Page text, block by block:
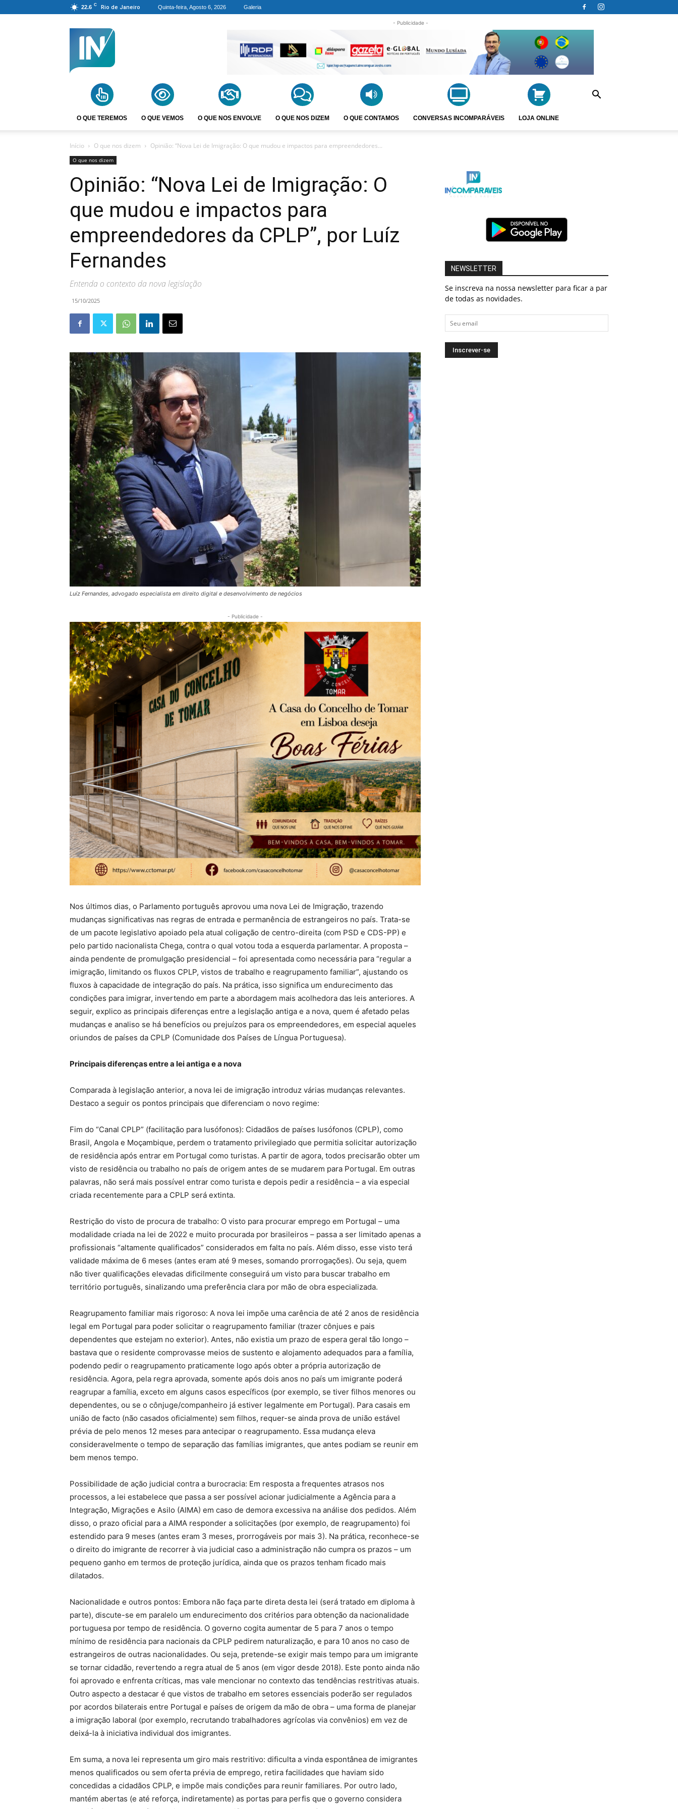
22.6 C Rio de Janeiro Quinta-feira, Agosto 6, 2026 Galeria
- Publicidade -
O QUE TEREMOS O QUE VEMOS O QUE NOS ENVOLVE O QUE NOS DIZEM O QUE CONTAMOS CONVERSAS INCOMPARÁVEIS LOJA ONLINE
Início O que nos dizem Opinião: “Nova Lei de Imigração: O que mudou e impactos para empreendedores...
O que nos dizem
Opinião: “Nova Lei de Imigração: O
que mudou e impactos para
empreendedores da CPLP”, por Luíz
Fernandes
Entenda o contexto da nova legislação
15/10/2025
Luíz Fernandes, advogado especialista em direito digital e desenvolvimento de negócios
- Publicidade -
Nos últimos dias, o Parlamento português aprovou uma nova Lei de Imigração, trazendo
mudanças significativas nas regras de entrada e permanência de estrangeiros no país. Trata-se
de um pacote legislativo apoiado pela atual coligação de centro-direita (com PSD e CDS-PP) e
pelo partido nacionalista Chega, contra o qual votou toda a esquerda parlamentar. A proposta –
ainda pendente de promulgação presidencial – foi apresentada como necessária para “regular a
imigração, limitando os fluxos CPLP, vistos de trabalho e reagrupamento familiar”, ajustando os
fluxos à capacidade de integração do país. Na prática, isso significa um endurecimento das
condições para imigrar, invertendo em parte a abordagem mais acolhedora das leis anteriores. A
seguir, explico as principais diferenças entre a legislação antiga e a nova, quem é afetado pelas
mudanças e analiso se há benefícios ou prejuízos para os empreendedores, em especial aqueles
oriundos de países da CPLP (Comunidade dos Países de Língua Portuguesa).
Principais diferenças entre a lei antiga e a nova
Comparada à legislação anterior, a nova lei de imigração introduz várias mudanças relevantes.
Destaco a seguir os pontos principais que diferenciam o novo regime:
Fim do “Canal CPLP” (facilitação para lusófonos): Cidadãos de países lusófonos (CPLP), como
Brasil, Angola e Moçambique, perdem o tratamento privilegiado que permitia solicitar autorização
de residência após entrar em Portugal como turistas. A partir de agora, todos precisarão obter um
visto de residência ou trabalho no país de origem antes de se mudarem para Portugal. Em outras
palavras, não será mais possível entrar como turista e depois pedir a residência – a via especial
criada recentemente para a CPLP será extinta.
Restrição do visto de procura de trabalho: O visto para procurar emprego em Portugal – uma
modalidade criada na lei de 2022 e muito procurada por brasileiros – passa a ser limitado apenas a
profissionais “altamente qualificados” considerados em falta no país. Além disso, esse visto terá
validade máxima de 6 meses (antes eram até 9 meses, somando prorrogações). Ou seja, quem
não tiver qualificações elevadas dificilmente conseguirá um visto para buscar trabalho em
território português, sinalizando uma preferência clara por mão de obra especializada.
Reagrupamento familiar mais rigoroso: A nova lei impõe uma carência de até 2 anos de residência
legal em Portugal para poder solicitar o reagrupamento familiar (trazer cônjues e pais
dependentes que estejam no exterior). Antes, não existia um prazo de espera geral tão longo –
bastava que o residente comprovasse meios de sustento e alojamento adequados para a família,
podendo pedir o reagrupamento praticamente logo após obter a própria autorização de
residência. Agora, pela regra aprovada, somente após dois anos no país um imigrante poderá
reagrupar a família, exceto em alguns casos específicos (por exemplo, se tiver filhos menores ou
dependentes, ou se o cônjuge/companheiro já estiver legalmente em Portugal). Para casais em
união de facto (não casados oficialmente) sem filhos, requer-se ainda prova de união estável
prévia de pelo menos 12 meses para antecipar o reagrupamento. Essa mudança eleva
consideravelmente o tempo de separação das famílias imigrantes, que antes podiam se reunir em
bem menos tempo.
Possibilidade de ação judicial contra a burocracia: Em resposta a frequentes atrasos nos
processos, a lei estabelece que passa a ser possível acionar judicialmente a Agência para a
Integração, Migrações e Asilo (AIMA) em caso de demora excessiva na análise dos pedidos. Além
disso, o prazo oficial para a AIMA responder a solicitações (por exemplo, de reagrupamento) foi
estendido para 9 meses (antes eram 3 meses, prorrogáveis por mais 3). Na prática, reconhece-se
o direito do imigrante de recorrer à via judicial caso a administração não cumpra os prazos – um
pequeno ganho em termos de proteção jurídica, ainda que os prazos tenham ficado mais
dilatados.
Nacionalidade e outros pontos: Embora não faça parte direta desta lei (será tratado em diploma à
parte), discute-se em paralelo um endurecimento dos critérios para obtenção da nacionalidade
portuguesa por tempo de residência. O governo cogita aumentar de 5 para 7 anos o tempo
mínimo de residência para nacionais da CPLP pedirem naturalização, e para 10 anos no caso de
estrangeiros de outras nacionalidades. Ou seja, pretende-se exigir mais tempo para um imigrante
se tornar cidadão, revertendo a regra atual de 5 anos (em vigor desde 2018). Este ponto ainda não
foi aprovado e enfrenta críticas, mas vale mencionar no contexto das tendências restritivas atuais.
Outro aspecto a destacar é que vistos de trabalho em setores essenciais poderão ser regulados
por acordos bilaterais entre Portugal e países de origem da mão de obra – uma forma de planejar
a imigração laboral (por exemplo, recrutando trabalhadores agrícolas via convênios) em vez de
deixá-la à iniciativa individual dos imigrantes.
Em suma, a nova lei representa um giro mais restritivo: dificulta a vinda espontânea de imigrantes
menos qualificados ou sem oferta prévia de emprego, retira facilidades que haviam sido
concedidas a cidadãos CPLP, e impõe mais condições para reunir familiares. Por outro lado,
mantém abertas (e até reforça, indiretamente) as portas para perfis que o governo considera
NEWSLETTER
Se inscreva na nossa newsletter para ficar a par
de todas as novidades.